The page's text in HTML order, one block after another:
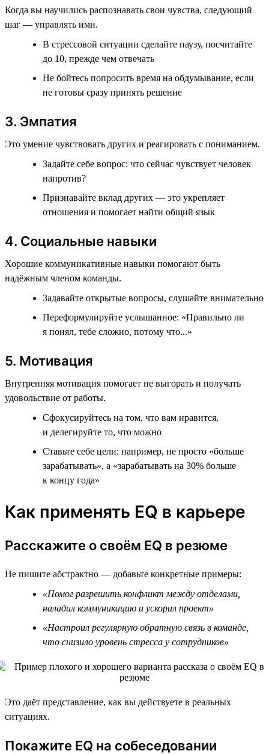
Когда вы научились распознавать свои чувства, следующий
шаг — управлять ими.
В стрессовой ситуации сделайте паузу, посчитайте
до 10, прежде чем отвечать
Не бойтесь попросить время на обдумывание, если
не готовы сразу принять решение
3. Эмпатия
Это умение чувствовать других и реагировать с пониманием.
Задайте себе вопрос: что сейчас чувствует человек
напротив?
Признавайте вклад других — это укрепляет
отношения и помогает найти общий язык
4. Социальные навыки
Хорошие коммуникативные навыки помогают быть
надёжным членом команды.
Задавайте открытые вопросы, слушайте внимательно
Переформулируйте услышанное: «Правильно ли
я понял, тебе сложно, потому что...»
5. Мотивация
Внутренняя мотивация помогает не выгорать и получать
удовольствие от работы.
Сфокусируйтесь на том, что вам нравится,
и делегируйте то, что можно
Ставьте себе цели: например, не просто «больше
зарабатывать», а «зарабатывать на 30% больше
к концу года»
Как применять EQ в карьере
Расскажите о своём EQ в резюме
Не пишите абстрактно — добавьте конкретные примеры:
«Помог разрешить конфликт между отделами,
наладил коммуникацию и ускорил проект»
«Настроил регулярную обратную связь в команде,
что снизило уровень стресса у сотрудников»
Это даёт представление, как вы действуете в реальных
ситуациях.
Покажите EQ на собеседовании